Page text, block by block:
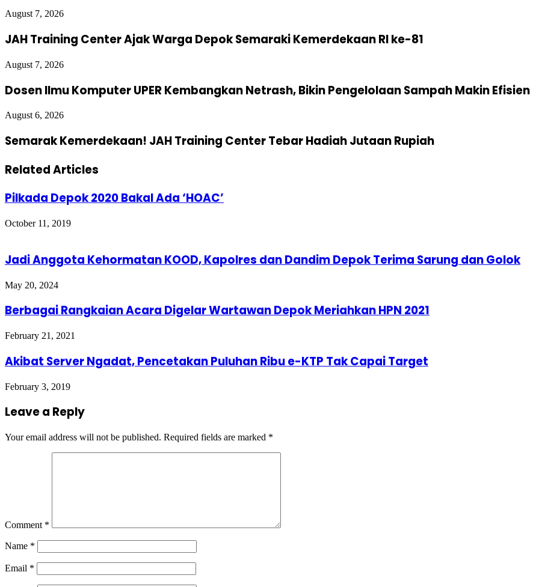
August 7, 2026
JAH Training Center Ajak Warga Depok Semaraki Kemerdekaan RI ke-81
August 7, 2026
Dosen Ilmu Komputer UPER Kembangkan Netrash, Bikin Pengelolaan Sampah Makin Efisien
August 6, 2026
Semarak Kemerdekaan! JAH Training Center Tebar Hadiah Jutaan Rupiah
Related Articles
Pilkada Depok 2020 Bakal Ada ‘HOAC’
October 11, 2019
Jadi Anggota Kehormatan KOOD, Kapolres dan Dandim Depok Terima Sarung dan Golok
May 20, 2024
Berbagai Rangkaian Acara Digelar Wartawan Depok Meriahkan HPN 2021
February 21, 2021
Akibat Server Ngadat, Pencetakan Puluhan Ribu e-KTP Tak Capai Target
February 3, 2019
Leave a Reply
Your email address will not be published. Required fields are marked *
Comment *
Name *
Email *